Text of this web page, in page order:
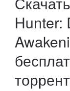
Hunter: